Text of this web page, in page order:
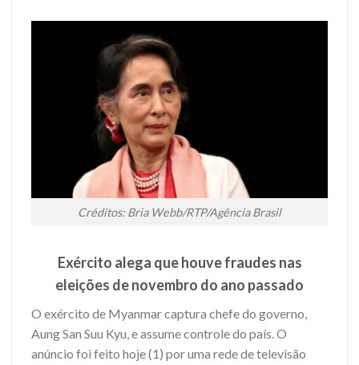
Créditos: Bria Webb/RTP/Agência Brasil
Exército alega que houve fraudes nas
eleições de novembro do ano passado
O exército de Myanmar captura chefe do governo,
Aung San Suu Kyu, e assume controle do país. O
anúncio foi feito hoje (1) por uma rede de televisão